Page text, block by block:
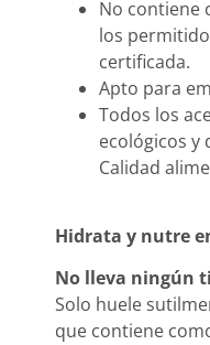
No contiene
los
certificada.
Apto para
Todos los
ecológicos y
Calidad
Hidrata y nutre
No lleva ningún
Solo huele
que contiene